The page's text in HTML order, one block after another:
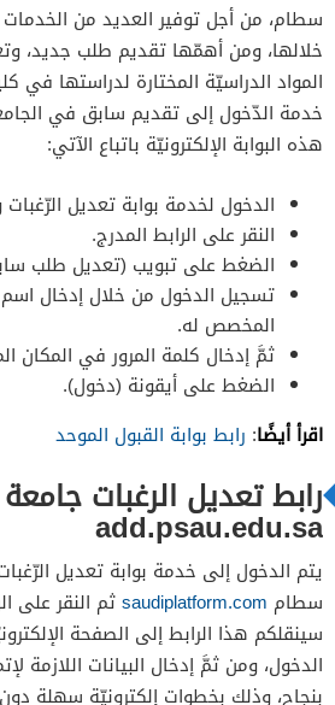
سطام، من أجل توفير العديد من الخدمات
خلالها، ومن أهمّها تقديم طلب جديد،
المواد الدراسيّة المختارة لدراستها في
خدمة الدّخول إلى تقديم سابق في
هذه البوابة الإلكترونيّة باتباع الآتي:
الدخول لخدمة بوابة تعديل الرّغبات
النقر على الرابط المدرج.
الضغط على تبويب (تعديل طلب
تسجيل الدخول من خلال إدخال
المخصص له.
ثمَّ إدخال كلمة المرور في المكان
الضغط على أيقونة (دخول).
اقرأ أيضًا: رابط بوابة القبول الموحد
رابط تعديل الرغبات
add.psau.edu.sa
يتم الدخول إلى خدمة بوابة تعديل
سطام saudiplatform.comثم النقر على
سينقلكم هذا الرابط إلى الصفحة
الدخول، ومن ثمَّ إدخال البيانات اللازمة
بنجاح، وذلك بخطوات إلكترونيّة سهلة